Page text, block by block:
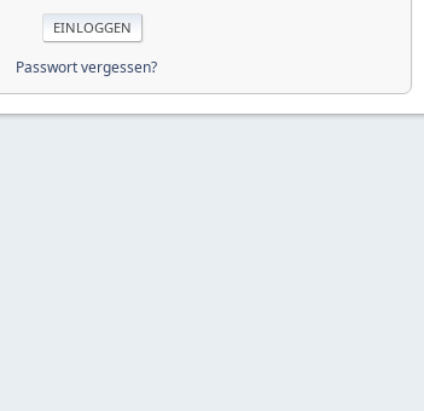
Passwort vergessen?